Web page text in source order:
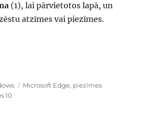
(1), lai pārvietotos lapā, un
atzīmes vai piezīmes.
Birkas
Microsoft Edge, piezīmes
10